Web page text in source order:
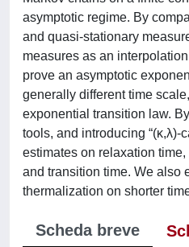
asymptotic regime. By
and quasi-stationary
measures as an
prove an asymptotic
generally different time
exponential transition law.
tools, and introducing “(κ,λ)-
estimates on relaxation
and transition time. We also
thermalization on shorter
Scheda breve